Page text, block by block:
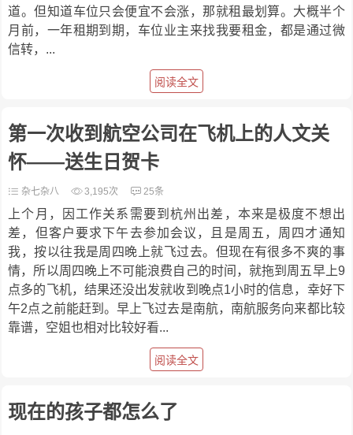
道。但知道车位只会便宜不会涨，那就租最划算。大概半个
月前，一年租期到期，车位业主来找我要租金，都是通过微
信转，...
阅读全文
第一次收到航空公司在飞机上的人文关
怀——送生日贺卡
杂七杂八 3,195次 25条
上个月，因工作关系需要到杭州出差，本来是极度不想出
差，但客户要求下午去参加会议，且是周五，周四才通知
我，按以往我是周四晚上就飞过去。但现在有很多不爽的事
情，所以周四晚上不可能浪费自己的时间，就拖到周五早上9
点多的飞机，结果还没出发就收到晚点1小时的信息，幸好下
午2点之前能赶到。早上飞过去是南航，南航服务向来都比较
靠谱，空姐也相对比较好看...
阅读全文
现在的孩子都怎么了